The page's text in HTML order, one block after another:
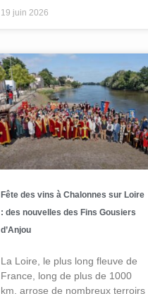
19 juin 2026
Fête des vins à Chalonnes sur Loire
: des nouvelles des Fins Gousiers
d’Anjou
La Loire, le plus long fleuve de
France, long de plus de 1000
km, arrose de nombreux terroirs